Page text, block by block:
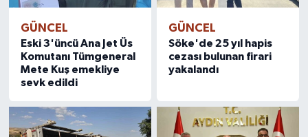
GÜNCEL
Eski 3'üncü Ana Jet Üs
Komutanı Tümgeneral
Mete Kuş emekliye
sevk edildi
GÜNCEL
Söke'de 25 yıl hapis
cezası bulunan firari
yakalandı